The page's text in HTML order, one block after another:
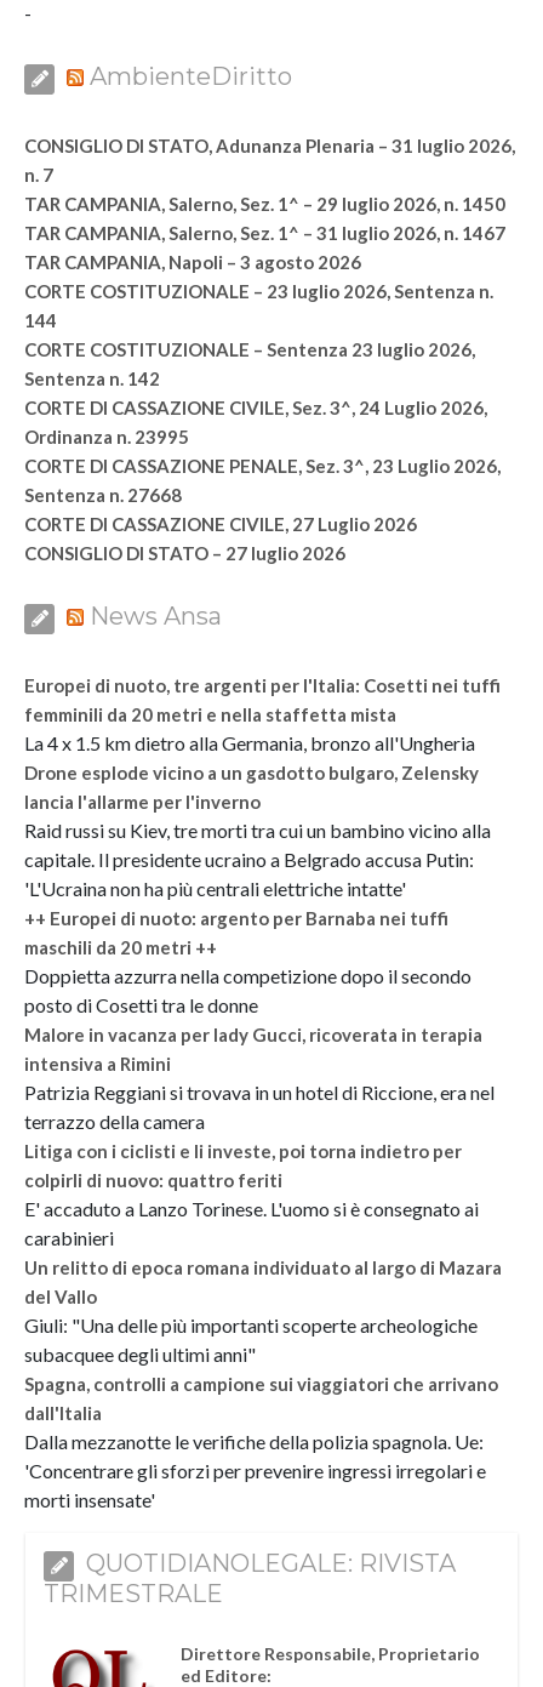
-
AmbienteDiritto
CONSIGLIO DI STATO, Adunanza Plenaria – 31 luglio 2026,
n. 7
TAR CAMPANIA, Salerno, Sez. 1^ – 29 luglio 2026, n. 1450
TAR CAMPANIA, Salerno, Sez. 1^ – 31 luglio 2026, n. 1467
TAR CAMPANIA, Napoli – 3 agosto 2026
CORTE COSTITUZIONALE – 23 luglio 2026, Sentenza n.
144
CORTE COSTITUZIONALE – Sentenza 23 luglio 2026,
Sentenza n. 142
CORTE DI CASSAZIONE CIVILE, Sez. 3^, 24 Luglio 2026,
Ordinanza n. 23995
CORTE DI CASSAZIONE PENALE, Sez. 3^, 23 Luglio 2026,
Sentenza n. 27668
CORTE DI CASSAZIONE CIVILE, 27 Luglio 2026
CONSIGLIO DI STATO – 27 luglio 2026
News Ansa
Europei di nuoto, tre argenti per l'Italia: Cosetti nei tuffi
femminili da 20 metri e nella staffetta mista
La 4 x 1.5 km dietro alla Germania, bronzo all'Ungheria
Drone esplode vicino a un gasdotto bulgaro, Zelensky
lancia l'allarme per l'inverno
Raid russi su Kiev, tre morti tra cui un bambino vicino alla
capitale. Il presidente ucraino a Belgrado accusa Putin:
'L'Ucraina non ha più centrali elettriche intatte'
++ Europei di nuoto: argento per Barnaba nei tuffi
maschili da 20 metri ++
Doppietta azzurra nella competizione dopo il secondo
posto di Cosetti tra le donne
Malore in vacanza per lady Gucci, ricoverata in terapia
intensiva a Rimini
Patrizia Reggiani si trovava in un hotel di Riccione, era nel
terrazzo della camera
Litiga con i ciclisti e li investe, poi torna indietro per
colpirli di nuovo: quattro feriti
E' accaduto a Lanzo Torinese. L'uomo si è consegnato ai
carabinieri
Un relitto di epoca romana individuato al largo di Mazara
del Vallo
Giuli: "Una delle più importanti scoperte archeologiche
subacquee degli ultimi anni"
Spagna, controlli a campione sui viaggiatori che arrivano
dall'Italia
Dalla mezzanotte le verifiche della polizia spagnola. Ue:
'Concentrare gli sforzi per prevenire ingressi irregolari e
morti insensate'
QUOTIDIANOLEGALE: RIVISTA
TRIMESTRALE
Direttore Responsabile, Proprietario
ed Editore: